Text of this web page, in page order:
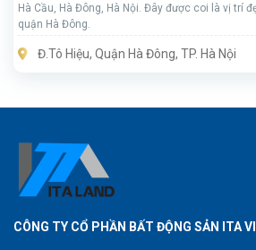
Hà Cầu, Hà Đông, Hà Nội. Đây được coi là vị trí
quận Hà Đông.
Đ.Tô Hiệu, Quận Hà Đông, TP. Hà Nội
CÔNG TY CỔ PHẦN BẤT ĐỘNG SẢN ITA